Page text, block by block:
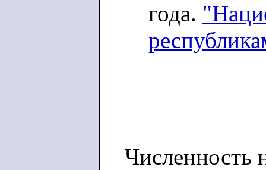
года.
Численность